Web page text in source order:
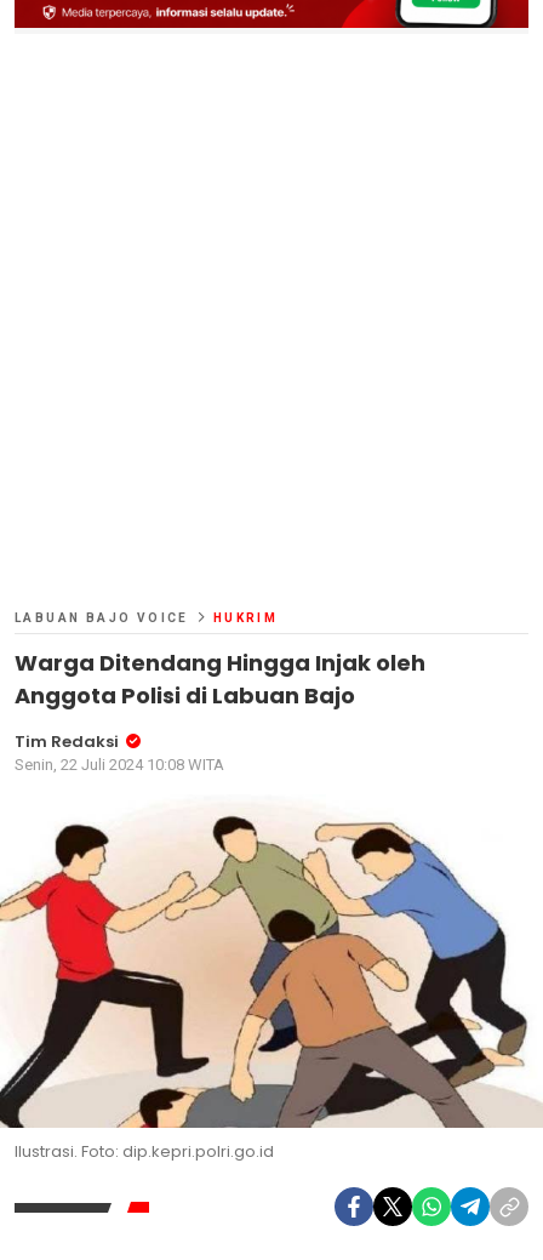
LABUAN BAJO VOICE HUKRIM
Warga Ditendang Hingga Injak oleh
Anggota Polisi di Labuan Bajo
Tim Redaksi
Senin, 22 Juli 2024 10:08 WITA
Ilustrasi. Foto: dip.kepri.polri.go.id